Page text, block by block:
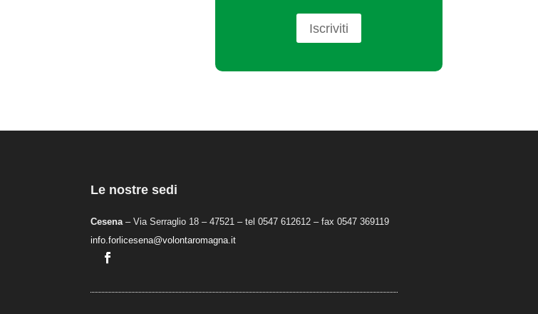
Iscriviti
Le nostre sedi
Cesena– Via Serraglio 18 – 47521 – tel 0547 612612 – fax 0547 369119
info.forlicesena@volontaromagna.it